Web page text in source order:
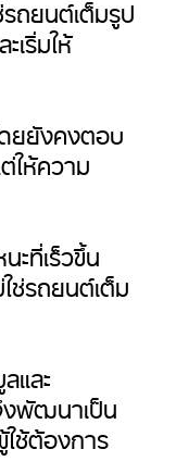
เริ่มให้
ยังคงตอบ
ให้ความ
ะที่เร็วขึ้น
ช่รถยนต์เต็ม
และ
งพัฒนาเป็น
ช้ต้องการ